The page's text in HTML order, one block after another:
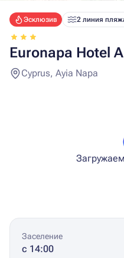
Эсклюзив 2 линия
Euronapa Hotel
Cyprus, Ayia Napa
Заселение
с 14:00